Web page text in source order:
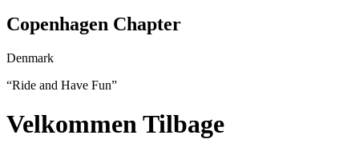
Copenhagen Chapter
Denmark
“Ride and Have Fun”
Velkommen Tilbage